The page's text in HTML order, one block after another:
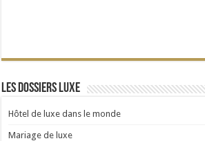
Les dossiers Luxe
Hôtel de luxe dans le monde
Mariage de luxe